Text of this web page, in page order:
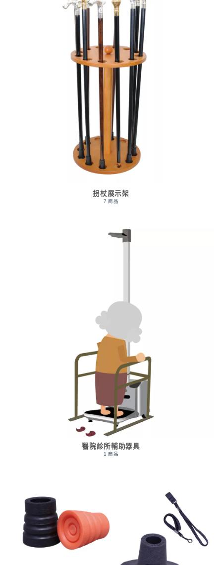
拐杖展示架
7 商品
醫院診所輔助器具
1 商品